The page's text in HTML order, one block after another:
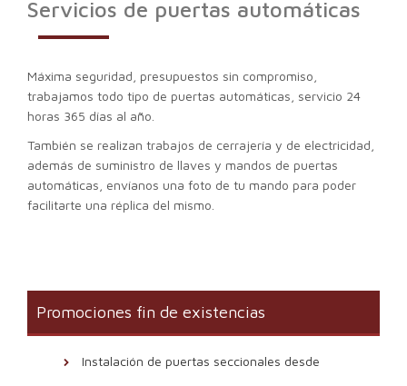
Servicios de puertas automáticas
Máxima seguridad, presupuestos sin compromiso,
trabajamos todo tipo de puertas automáticas, servicio 24
horas 365 días al año.
También se realizan trabajos de cerrajería y de electricidad,
además de suministro de llaves y mandos de puertas
automáticas, envíanos una foto de tu mando para poder
facilitarte una réplica del mismo.
Promociones fin de existencias
Instalación de puertas seccionales desde